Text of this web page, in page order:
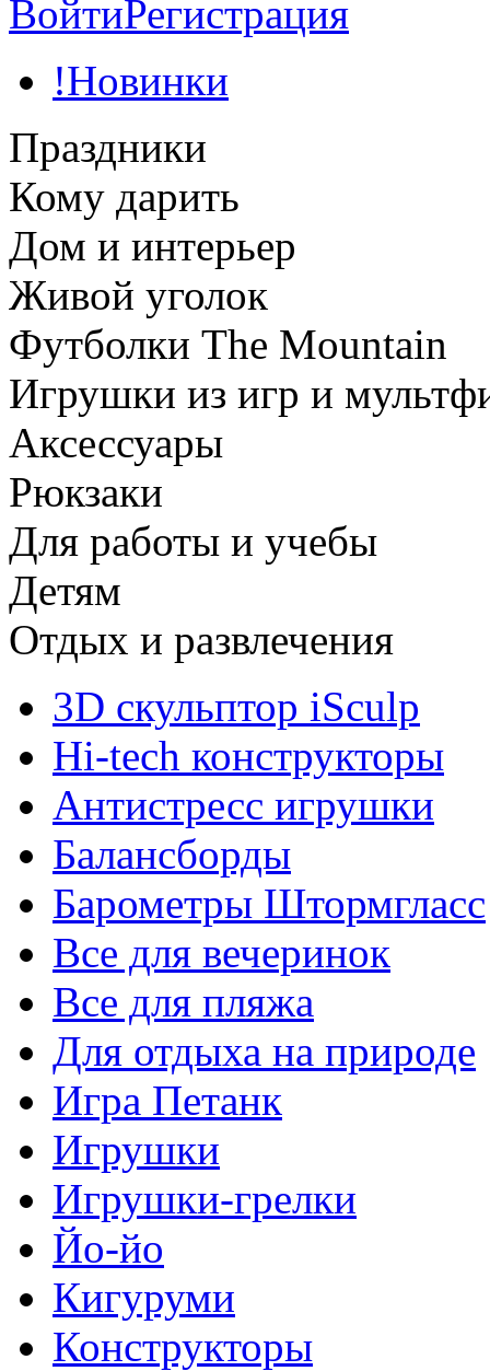
ВойтиРегистрация
!Новинки
Праздники
Кому дарить
Дом и интерьер
Живой уголок
Футболки The Mountain
Игрушки из игр и
Аксессуары
Рюкзаки
Для работы и учебы
Детям
Отдых и развлечения
3D скульптор iSculp
Hi-tech конструкторы
Антистресс игрушки
Балансборды
Барометры Штормгласс
Все для вечеринок
Все для пляжа
Для отдыха на природе
Игра Петанк
Игрушки
Игрушки-грелки
Йо-йо
Кигуруми
Конструкторы